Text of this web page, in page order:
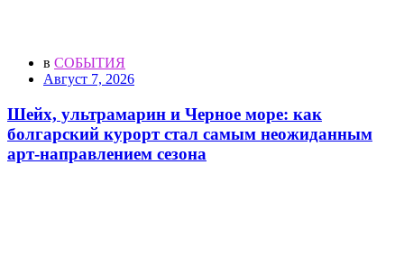
в СОБЫТИЯ
Август 7, 2026
Шейх, ультрамарин и Черное море: как
болгарский курорт стал самым неожиданным
арт-направлением сезона